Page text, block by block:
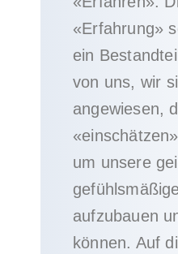
«Erfahrung»
ein
von uns, wir
angewiesen,
um unsere
aufzubauen
können. Auf